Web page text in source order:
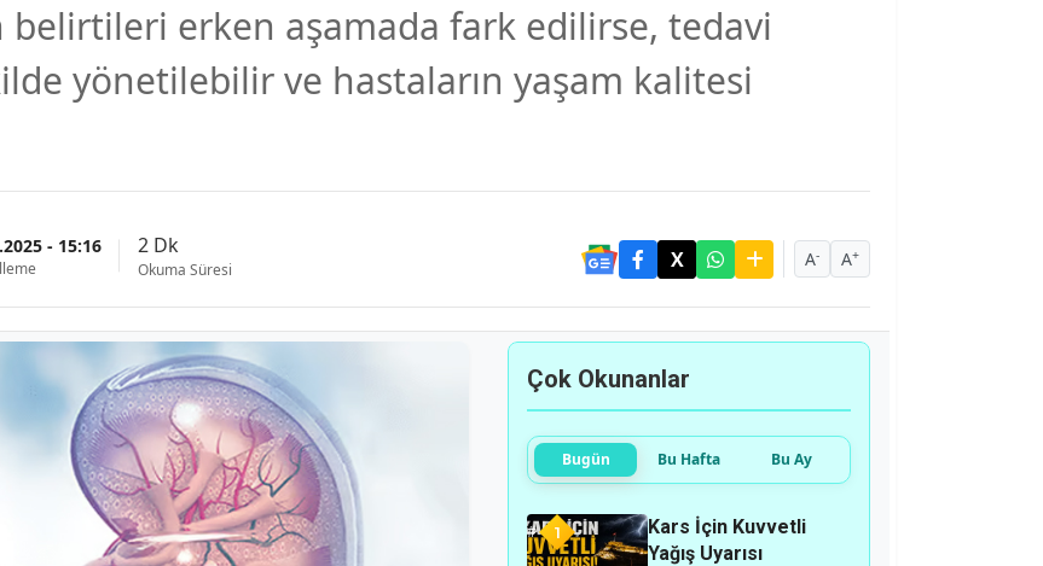
erken aşamada fark edilirse, tedavi
yönetilebilir ve hastaların yaşam kalitesi
- 15:16 2 Dk
Okuma Süresi A- A+
Çok Okunanlar
Bugün Bu Hafta Bu Ay
1
Kars İçin Kuvvetli
Yağış Uyarısı